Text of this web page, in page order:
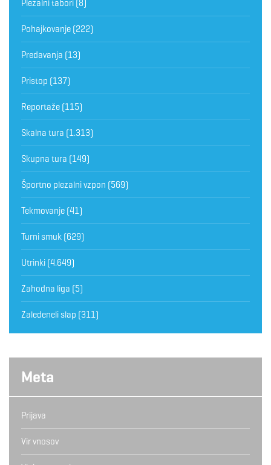
Plezalni tabori (8)
Pohajkovanje (222)
Predavanja (13)
Pristop (137)
Reportaže (115)
Skalna tura (1.313)
Skupna tura (149)
Športno plezalni vzpon (569)
Tekmovanje (41)
Turni smuk (629)
Utrinki (4.649)
Zahodna liga (5)
Zaledeneli slap (311)
Meta
Prijava
Vir vnosov